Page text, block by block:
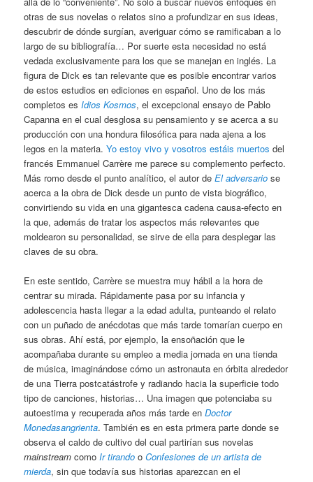
otras de sus novelas o relatos sino a profundizar en sus ideas,
descubrir de dónde surgían, averiguar cómo se ramificaban a lo
largo de su bibliografía… Por suerte esta necesidad no está
vedada exclusivamente para los que se manejan en inglés. La
figura de Dick es tan relevante que es posible encontrar varios
de estos estudios en ediciones en español. Uno de los más
completos esIdios Kosmos, el excepcional ensayo de Pablo
Capanna en el cual desglosa su pensamiento y se acerca a su
producción con una hondura filosófica para nada ajena a los
legos en la materia.Yo estoy vivo y vosotros estáis muertos del
francés Emmanuel Carrère me parece su complemento perfecto.
Más romo desde el punto analítico, el autor deEl adversario se
acerca a la obra de Dick desde un punto de vista biográfico,
convirtiendo su vida en una gigantesca cadena causa-efecto en
la que, además de tratar los aspectos más relevantes que
moldearon su personalidad, se sirve de ella para desplegar las
claves de su obra.
En este sentido, Carrère se muestra muy hábil a la hora de
centrar su mirada. Rápidamente pasa por su infancia y
adolescencia hasta llegar a la edad adulta, punteando el relato
con un puñado de anécdotas que más tarde tomarían cuerpo en
sus obras. Ahí está, por ejemplo, la ensoñación que le
acompañaba durante su empleo a media jornada en una tienda
de música, imaginándose cómo un astronauta en órbita alrededor
de una Tierra postcatástrofe y radiando hacia la superficie todo
tipo de canciones, historias… Una imagen que potenciaba su
autoestima y recuperada años más tarde enDoctor
Monedasangrienta. También es en esta primera parte donde se
observa el caldo de cultivo del cual partirían sus novelas
mainstream comoIr tirando oConfesiones de un artista de
mierda, sin que todavía sus historias aparezcan en el